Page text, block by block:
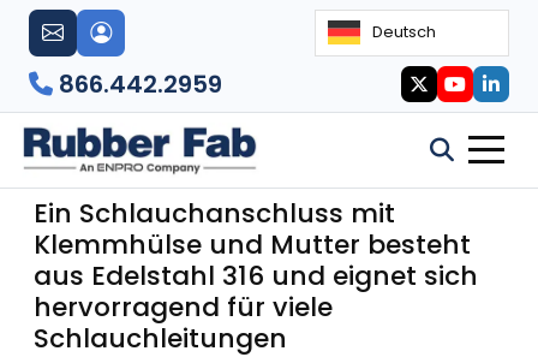
Deutsch
866.442.2959
Klemmverschraubung mit
Klemmhülse und Mutter
Ein Schlauchanschluss mit
Klemmhülse und Mutter besteht
aus Edelstahl 316 und eignet sich
hervorragend für viele
Schlauchleitungen